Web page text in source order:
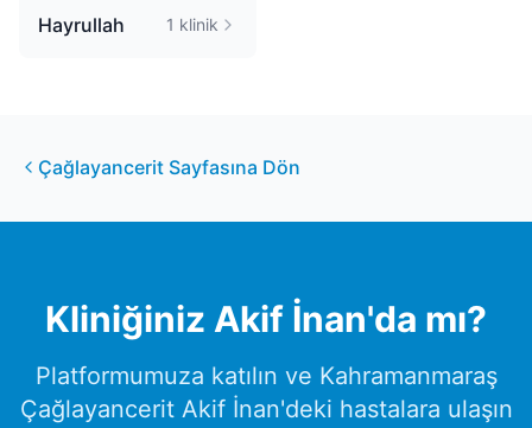
Hayrullah 1 klinik
Çağlayancerit Sayfasına Dön
Kliniğiniz Akif İnan'da mı?
Platformumuza katılın ve Kahramanmaraş
Çağlayancerit Akif İnan'deki hastalara ulaşın